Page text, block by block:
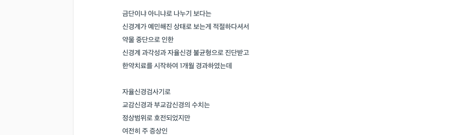
금단이냐 아니냐로 나누기 보다는
신경계가 예민해진 상태로 보는게 적절하다셔서
약물 중단으로 인한
신경계 과각성과 자율신경 불균형으로 진단받고
한약치료를 시작하여 1개월 경과하였는데
자율신경검사기로
교감신경과 부교감신경의 수치는
정상범위로 호전되었지만
여전히 주 증상인